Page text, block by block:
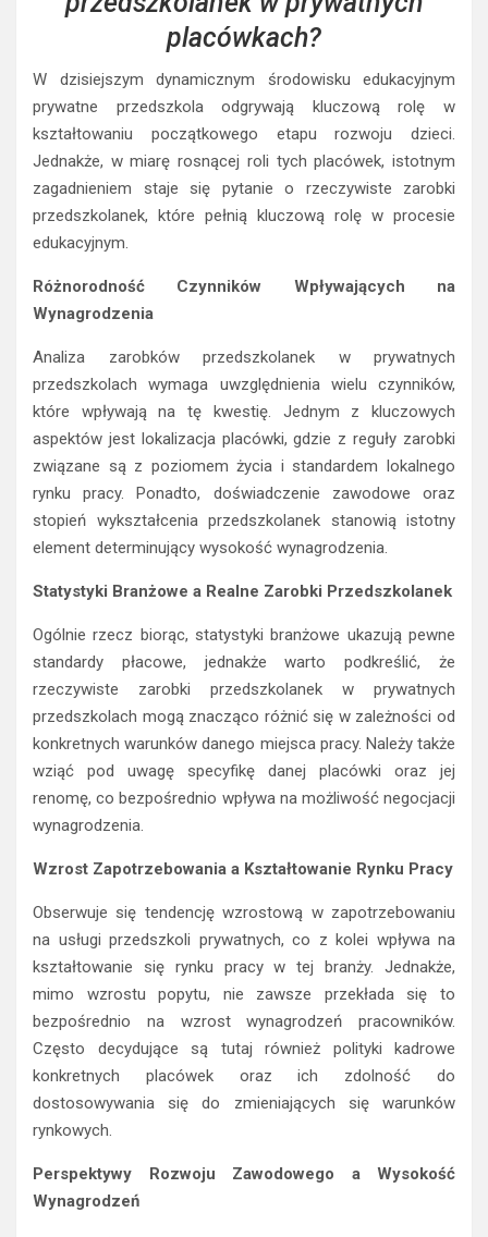
placówkach?
W dzisiejszym dynamicznym środowisku edukacyjnym
prywatne przedszkola odgrywają kluczową rolę w
kształtowaniu początkowego etapu rozwoju dzieci.
Jednakże, w miarę rosnącej roli tych placówek, istotnym
zagadnieniem staje się pytanie o rzeczywiste zarobki
przedszkolanek, które pełnią kluczową rolę w procesie
edukacyjnym.
Różnorodność Czynników Wpływających na
Wynagrodzenia
Analiza zarobków przedszkolanek w prywatnych
przedszkolach wymaga uwzględnienia wielu czynników,
które wpływają na tę kwestię. Jednym z kluczowych
aspektów jest lokalizacja placówki, gdzie z reguły zarobki
związane są z poziomem życia i standardem lokalnego
rynku pracy. Ponadto, doświadczenie zawodowe oraz
stopień wykształcenia przedszkolanek stanowią istotny
element determinujący wysokość wynagrodzenia.
Statystyki Branżowe a Realne Zarobki Przedszkolanek
Ogólnie rzecz biorąc, statystyki branżowe ukazują pewne
standardy płacowe, jednakże warto podkreślić, że
rzeczywiste zarobki przedszkolanek w prywatnych
przedszkolach mogą znacząco różnić się w zależności od
konkretnych warunków danego miejsca pracy. Należy także
wziąć pod uwagę specyfikę danej placówki oraz jej
renomę, co bezpośrednio wpływa na możliwość negocjacji
wynagrodzenia.
Wzrost Zapotrzebowania a Kształtowanie Rynku Pracy
Obserwuje się tendencję wzrostową w zapotrzebowaniu
na usługi przedszkoli prywatnych, co z kolei wpływa na
kształtowanie się rynku pracy w tej branży. Jednakże,
mimo wzrostu popytu, nie zawsze przekłada się to
bezpośrednio na wzrost wynagrodzeń pracowników.
Często decydujące są tutaj również polityki kadrowe
konkretnych placówek oraz ich zdolność do
dostosowywania się do zmieniających się warunków
rynkowych.
Perspektywy Rozwoju Zawodowego a Wysokość
Wynagrodzeń